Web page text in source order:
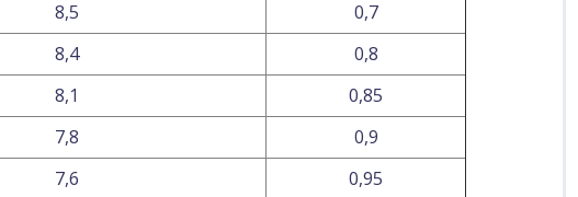
8,5
0,7
8,4
0,8
8,1
0,85
7,8
0,9
7,6 0,95